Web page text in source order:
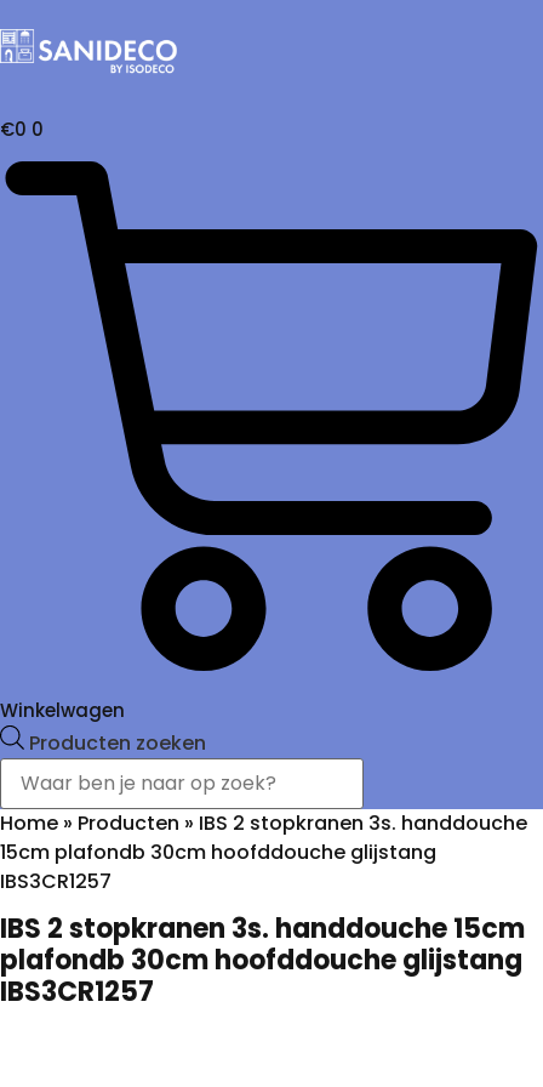
€0 0
Winkelwagen
Producten zoeken
Home » Producten » IBS 2 stopkranen 3s. handdouche
15cm plafondb 30cm hoofddouche glijstang
IBS3CR1257
IBS 2 stopkranen 3s. handdouche 15cm
plafondb 30cm hoofddouche glijstang
IBS3CR1257